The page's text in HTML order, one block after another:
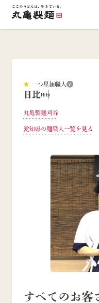
★ 一つ星麺職人 ?
日比Hibi
丸亀製麺刈谷
愛知県の麺職人一覧を見る
すべてのお客